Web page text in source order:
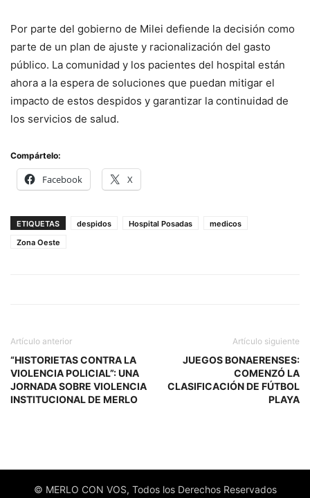
Por parte del gobierno de Milei defiende la decisión como
parte de un plan de ajuste y racionalización del gasto
público. La comunidad y los pacientes del hospital están
ahora a la espera de soluciones que puedan mitigar el
impacto de estos despidos y garantizar la continuidad de
los servicios de salud.
Compártelo:
Facebook X
ETIQUETAS despidos Hospital Posadas
medicos
Zona Oeste
Artículo anterior
“HISTORIETAS CONTRA LA
VIOLENCIA POLICIAL”: UNA
JORNADA SOBRE VIOLENCIA
INSTITUCIONAL DE MERLO
Artículo siguiente
JUEGOS BONAERENSES:
COMENZÓ LA
CLASIFICACIÓN DE FÚTBOL
PLAYA
© MERLO CON VOS, Todos los Derechos Reservados